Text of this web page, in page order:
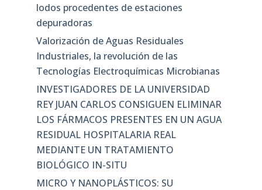
lodos procedentes de estaciones
depuradoras
Valorización de Aguas Residuales
Industriales, la revolución de las
Tecnologías Electroquímicas Microbianas
INVESTIGADORES DE LA UNIVERSIDAD
REY JUAN CARLOS CONSIGUEN ELIMINAR
LOS FÁRMACOS PRESENTES EN UN AGUA
RESIDUAL HOSPITALARIA REAL
MEDIANTE UN TRATAMIENTO
BIOLÓGICO IN-SITU
MICRO Y NANOPLÁSTICOS: SU